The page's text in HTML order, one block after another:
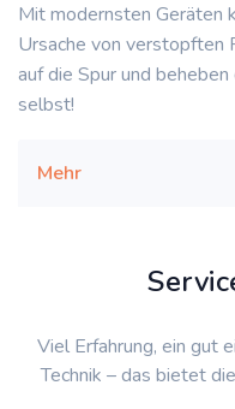
Mit modernsten Geräten
Ursache von verstopften
auf die Spur und
selbst!
Mehr
Viel Erfahrung, ein gut
Technik – das bietet